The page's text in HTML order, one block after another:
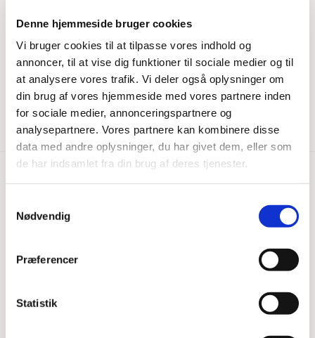
Denne hjemmeside bruger cookies
Vi bruger cookies til at tilpasse vores indhold og
annoncer, til at vise dig funktioner til sociale medier og til
at analysere vores trafik. Vi deler også oplysninger om
din brug af vores hjemmeside med vores partnere inden
for sociale medier, annonceringspartnere og
analysepartnere. Vores partnere kan kombinere disse
data med andre oplysninger, du har givet dem, eller som
de har indsamlet fra din brug af deres tjenester.
Nødvendig
Præferencer
Statistik
gør begge til linket, så i eksemplet her:
 Find konfirmationsdatoer
Skibhusvej 162
5000 Odense C